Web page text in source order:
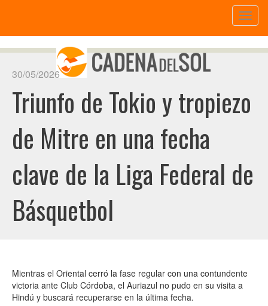
30/05/2026
Triunfo de Tokio y tropiezo
de Mitre en una fecha
clave de la Liga Federal de
Básquetbol
Mientras el Oriental cerró la fase regular con una contundente
victoria ante Club Córdoba, el Auriazul no pudo en su visita a
Hindú y buscará recuperarse en la última fecha.